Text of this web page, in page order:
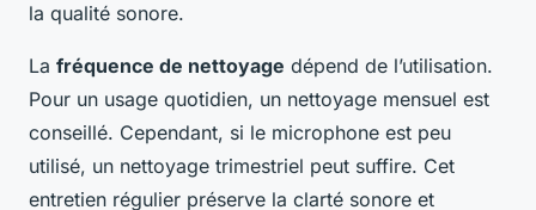
la qualité sonore.
La fréquence de nettoyage dépend de l’utilisation.
Pour un usage quotidien, un nettoyage mensuel est
conseillé. Cependant, si le microphone est peu
utilisé, un nettoyage trimestriel peut suffire. Cet
entretien régulier préserve la clarté sonore et